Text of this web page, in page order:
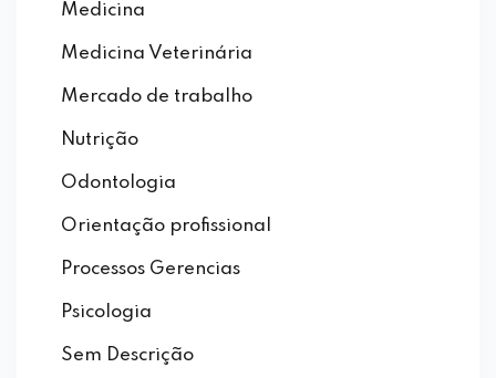
Medicina
Medicina Veterinária
Mercado de trabalho
Nutrição
Odontologia
Orientação profissional
Processos Gerencias
Psicologia
Sem Descrição